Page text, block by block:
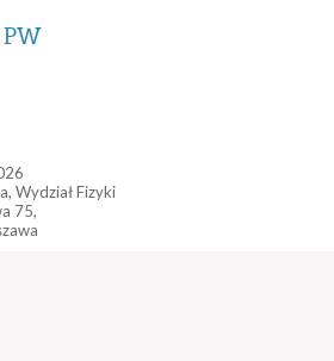
Wydział Fizyki
75,